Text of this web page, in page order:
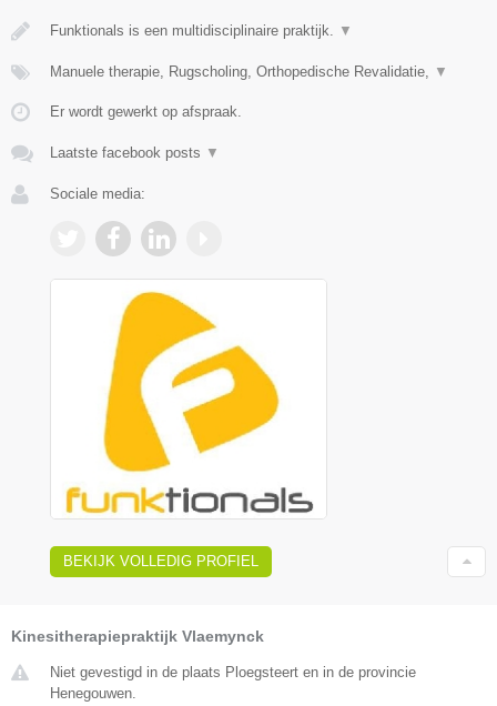
Funktionals is een multidisciplinaire praktijk. ▼
Manuele therapie, Rugscholing, Orthopedische Revalidatie, ▼
Er wordt gewerkt op afspraak.
Laatste facebook posts ▼
Sociale media:
BEKIJK VOLLEDIG PROFIEL
Kinesitherapiepraktijk Vlaemynck
Niet gevestigd in de plaats Ploegsteert en in de provincie
Henegouwen.